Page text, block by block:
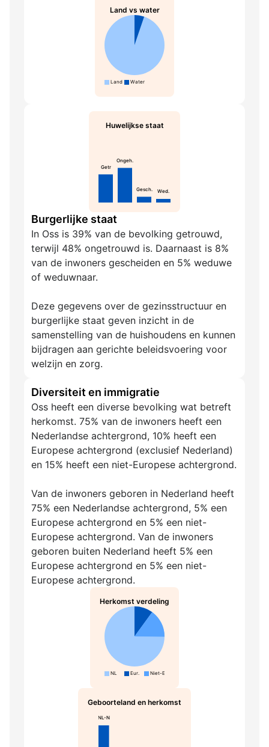
Land vs water
Land Water
Huwelijkse staat
Getr
Ongeh.
Gesch. Wed.
Burgerlijke staat
In Oss is 39% van de bevolking getrouwd,
terwijl 48% ongetrouwd is. Daarnaast is 8%
van de inwoners gescheiden en 5% weduwe
of weduwnaar.
Deze gegevens over de gezinsstructuur en
burgerlijke staat geven inzicht in de
samenstelling van de huishoudens en kunnen
bijdragen aan gerichte beleidsvoering voor
welzijn en zorg.
Diversiteit en immigratie
Oss heeft een diverse bevolking wat betreft
herkomst. 75% van de inwoners heeft een
Nederlandse achtergrond, 10% heeft een
Europese achtergrond (exclusief Nederland)
en 15% heeft een niet-Europese achtergrond.
Van de inwoners geboren in Nederland heeft
75% een Nederlandse achtergrond, 5% een
Europese achtergrond en 5% een niet-
Europese achtergrond. Van de inwoners
geboren buiten Nederland heeft 5% een
Europese achtergrond en 5% een niet-
Europese achtergrond.
Herkomst verdeling
NL Eur. Niet-Eur.
Geboorteland en herkomst
NL-N